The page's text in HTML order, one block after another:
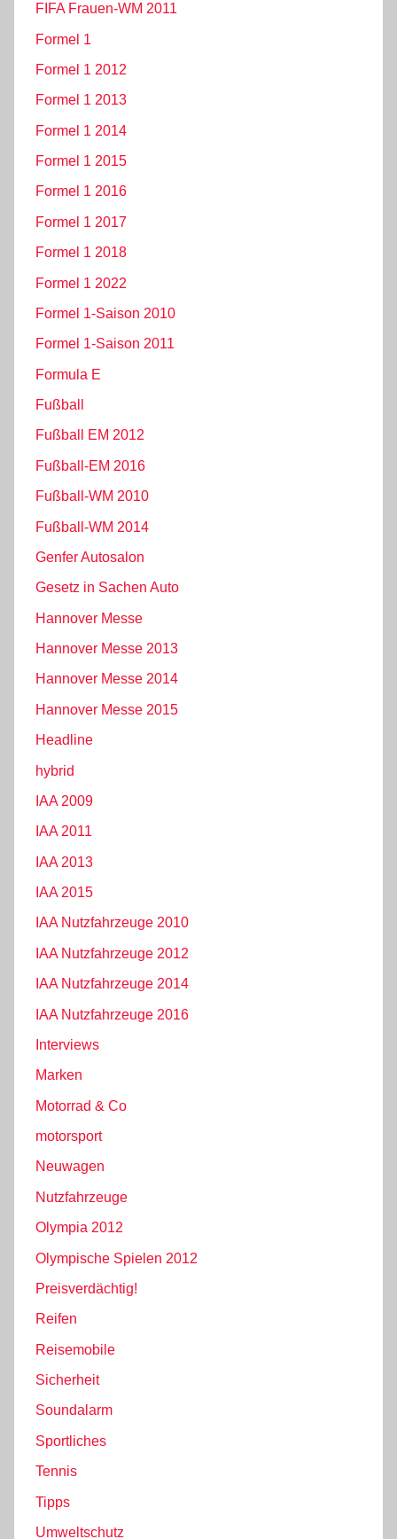
FIFA Frauen-WM 2011
Formel 1
Formel 1 2012
Formel 1 2013
Formel 1 2014
Formel 1 2015
Formel 1 2016
Formel 1 2017
Formel 1 2018
Formel 1 2022
Formel 1-Saison 2010
Formel 1-Saison 2011
Formula E
Fußball
Fußball EM 2012
Fußball-EM 2016
Fußball-WM 2010
Fußball-WM 2014
Genfer Autosalon
Gesetz in Sachen Auto
Hannover Messe
Hannover Messe 2013
Hannover Messe 2014
Hannover Messe 2015
Headline
hybrid
IAA 2009
IAA 2011
IAA 2013
IAA 2015
IAA Nutzfahrzeuge 2010
IAA Nutzfahrzeuge 2012
IAA Nutzfahrzeuge 2014
IAA Nutzfahrzeuge 2016
Interviews
Marken
Motorrad & Co
motorsport
Neuwagen
Nutzfahrzeuge
Olympia 2012
Olympische Spielen 2012
Preisverdächtig!
Reifen
Reisemobile
Sicherheit
Soundalarm
Sportliches
Tennis
Tipps
Umweltschutz